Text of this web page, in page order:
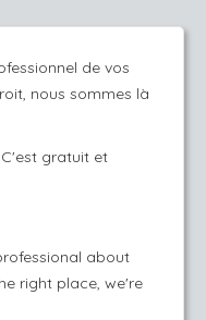
de vos
nous sommes là
gratuit et
about
right place, we're